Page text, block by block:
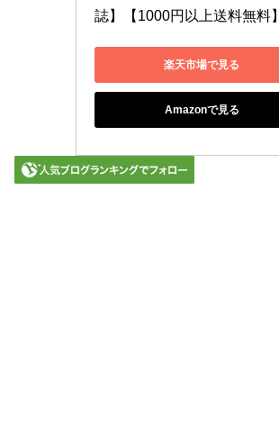
誌】【1000円以上送料無料】
楽天市場で見る
Amazonで見る